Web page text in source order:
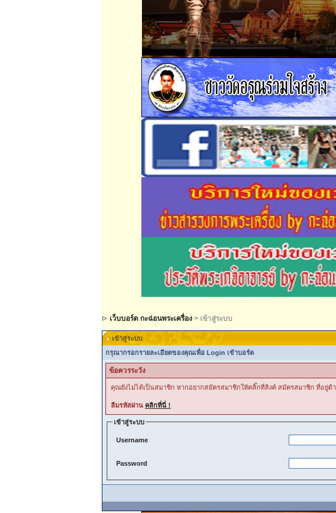
เว็บบอร์ด กะฉ่อนพระเครื่อง > เข้าสู่ระบบ
เข้าสู่ระบบ
กรุณากรอกรายละเอียดของคุณเพื่อ Login เข้าบอร์ด
ข้อควรระวัง
คุณยังไม่ได้เป็นสมาชิก หากอยากสมัครสมาชิกให้คลิ๊กที่ลิงค์ สมัครสมาชิก ที่อยู่ด้
ลืมรหัสผ่าน คลิกที่นี่ !
เข้าสู่ระบบ
Username
Password